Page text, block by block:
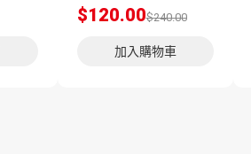
$120.00$240.00
加入購物車